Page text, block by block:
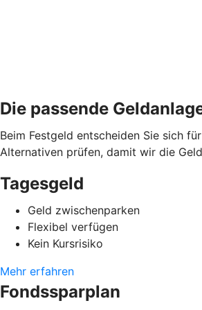
Die passende
Beim Festgeld entscheiden Sie sich
Alternativen prüfen, damit wir die
Tagesgeld
Geld zwischenparken
Flexibel verfügen
Kein Kursrisiko
Mehr erfahren
Fondssparplan